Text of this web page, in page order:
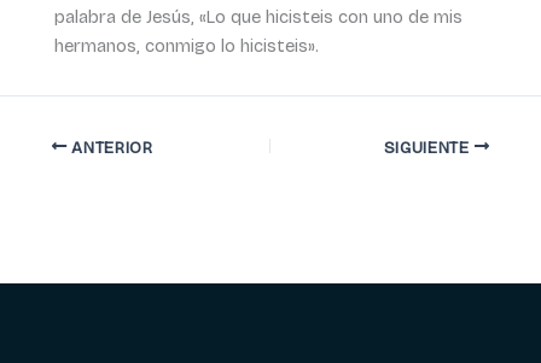
palabra de Jesús, «Lo que hicisteis con uno de mis
hermanos, conmigo lo hicisteis».
ANTERIOR SIGUIENTE